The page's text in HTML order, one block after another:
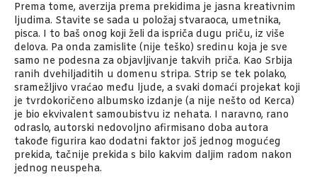
Prema tome, averzija prema prekidima je jasna kreativnim
ljudima. Stavite se sada u položaj stvaraoca, umetnika,
pisca. I to baš onog koji želi da ispriča dugu priču, iz više
delova. Pa onda zamislite (nije teško) sredinu koja je sve
samo ne podesna za objavljivanje takvih priča. Kao Srbija
ranih dvehiljaditih u domenu stripa. Strip se tek polako,
sramežljivo vraćao među ljude, a svaki domaći projekat koji
je tvrdokoričeno albumsko izdanje (a nije nešto od Kerca)
je bio ekvivalent samoubistvu iz nehata. I naravno, rano
odraslo, autorski nedovoljno afirmisano doba autora
takođe figurira kao dodatni faktor još jednog mogućeg
prekida, tačnije prekida s bilo kakvim daljim radom nakon
jednog neuspeha.